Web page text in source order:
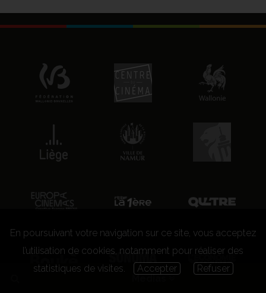
Medias
En poursuivant votre navigation sur ce site, vous acceptez
l’utilisation de cookies, notamment pour réaliser des
statistiques de visites.
Accepter Refuser